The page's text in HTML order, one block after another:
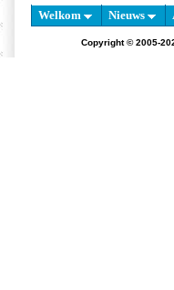
Welkom Nieuws
Copyright © 2005-